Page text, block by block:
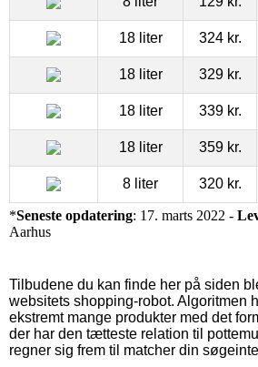
18 liter 324 kr.
18 liter 329 kr.
18 liter 339 kr.
18 liter 359 kr.
8 liter 320 kr.
*Seneste opdatering: 17. marts 2022 -
Aarhus
Tilbudene du kan finde her på siden
websitets shopping-robot. Algoritmen
ekstremt mange produkter med det
der har den tætteste relation til
regner sig frem til matcher din